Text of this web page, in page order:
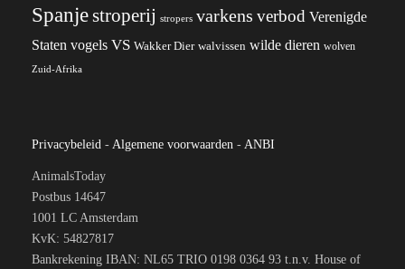
Spanjestroperij stropers varkens verbod Verenigde
Staten vogels VS Wakker Dier walvissen wilde dieren wolven
Zuid-Afrika
Privacybeleid - Algemene voorwaarden - ANBI
AnimalsToday
Postbus 14647
1001 LC Amsterdam
KvK: 54827817
Bankrekening IBAN: NL65 TRIO 0198 0364 93 t.n.v. House of